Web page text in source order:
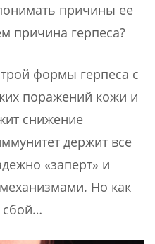
причины ее
причина герпеса?
формы герпеса с
поражений кожи и
снижение
держит все
«заперт» и
Но как
сбой…